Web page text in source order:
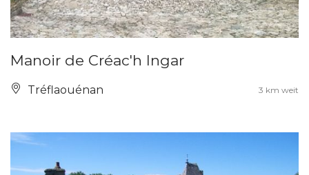
Manoir de Créac'h Ingar
Tréflaouénan 3 km weit